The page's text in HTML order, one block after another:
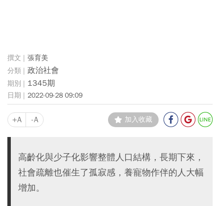
張育美
政治社會
1345期
2022-09-28 09:09
+A -A 加入收藏
高齡化與少子化影響整體人口結構，長期下來，
社會疏離也催生了孤寂感，養寵物作伴的人大幅
增加。